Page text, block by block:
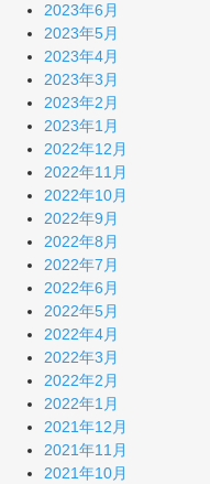
2023年6月
2023年5月
2023年4月
2023年3月
2023年2月
2023年1月
2022年12月
2022年11月
2022年10月
2022年9月
2022年8月
2022年7月
2022年6月
2022年5月
2022年4月
2022年3月
2022年2月
2022年1月
2021年12月
2021年11月
2021年10月